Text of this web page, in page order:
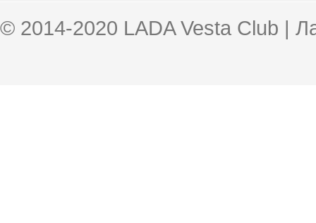
© 2014-2020 LADA Vesta Club |